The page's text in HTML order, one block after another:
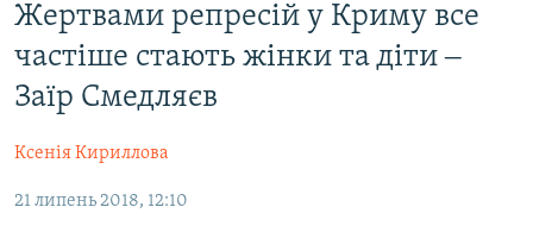
основного
матеріалу
Перейти
до
основної
Перейти
ВОДА.КРИМ
ВІДЕО ТА ФОТО
БЛОГИ
ПОГЛЯД
Жертвами репресій у Криму все
частіше стають жінки та діти ‒
Заїр Смедляєв
Ксенія Кириллова
21 липень 2018, 12:10